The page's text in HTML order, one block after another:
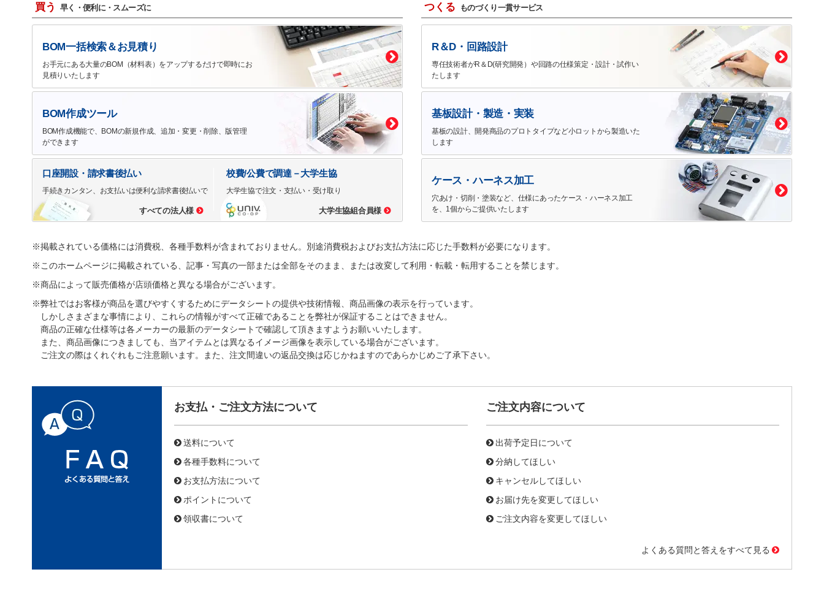
買う 早く・便利に・スムーズに
BOM一括検索＆お見積り
お手元にある大量のBOM（材料表）をアップするだけで即時にお
見積りいたします
BOM作成ツール
BOM作成機能で、BOMの新規作成、追加・変更・削除、版管理
ができます
口座開設・請求書後払い
手続きカンタン、お支払いは便利な請求書後払いで
すべての法人様
校費/公費で調達－大学生協
大学生協で注文・支払い・受け取り
大学生協組合員様
つくる ものづくり一貫サービス
R＆D・回路設計
専任技術者がR＆D(研究開発）や回路の仕様策定・設計・試作い
たします
基板設計・製造・実装
基板の設計、開発商品のプロトタイプなど小ロットから製造いた
します
ケース・ハーネス加工
穴あけ・切削・塗装など、仕様にあったケース・ハーネス加工
を、1個からご提供いたします
※掲載されている価格には消費税、各種手数料が含まれておりません。別途消費税およびお支払方法に応じた手数料が必要になります。
※このホームページに掲載されている、記事・写真の一部または全部をそのまま、または改変して利用・転載・転用することを禁じます。
※商品によって販売価格が店頭価格と異なる場合がございます。
※弊社ではお客様が商品を選びやすくするためにデータシートの提供や技術情報、商品画像の表示を行っています。
しかしさまざまな事情により、これらの情報がすべて正確であることを弊社が保証することはできません。
商品の正確な仕様等は各メーカーの最新のデータシートで確認して頂きますようお願いいたします。
また、商品画像につきましても、当アイテムとは異なるイメージ画像を表示している場合がございます。
ご注文の際はくれぐれもご注意願います。また、注文間違いの返品交換は応じかねますのであらかじめご了承下さい。
お支払・ご注文方法について
送料について
各種手数料について
お支払方法について
ポイントについて
領収書について
ご注文内容について
出荷予定日について
分納してほしい
キャンセルしてほしい
お届け先を変更してほしい
ご注文内容を変更してほしい
よくある質問と答えをすべて見る